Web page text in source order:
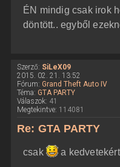
ÉN mindig csak irok
döntött.. egyből
Szerző: SiLeX09
2015. 02. 21. 13:52
Fórum: Grand Theft Auto IV
Téma: GTA PARTY
Válaszok: 41
Megtekintve: 114081
Re: GTA PARTY
csak a kedvetekért